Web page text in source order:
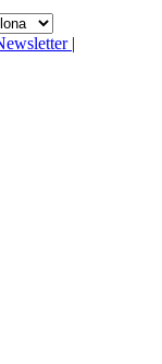
|